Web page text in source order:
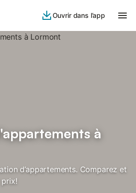
Ouvrir dans l’app
à
d’appartements. Comparez et
prix!